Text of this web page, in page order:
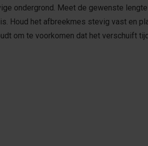
ondergrond. Meet de gewenste
Houd het afbreekmes stevig vast en
om te voorkomen dat het verschuift